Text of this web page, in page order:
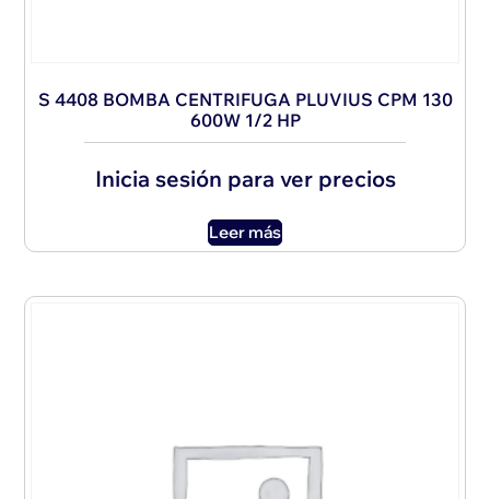
S 4408 BOMBA CENTRIFUGA PLUVIUS CPM 130
600W 1/2 HP
Inicia sesión para ver precios
Leer más